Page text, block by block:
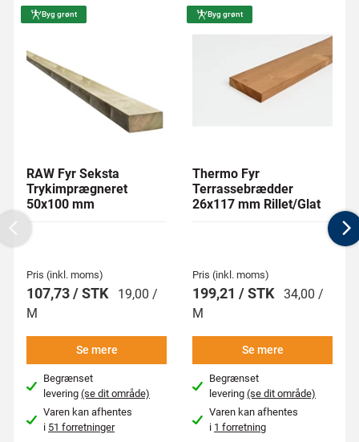
Byg grønt
RAW Fyr Seksta
Trykimprægneret
50x100 mm
Pris (inkl. moms)
107,73 / STK
19,00 /
M
Se mere
Begrænset
levering(se dit område)
Varen kan afhentes
i 51 forretninger
Byg grønt
Thermo Fyr
Terrassebrædder
26x117 mm Rillet/Glat
Pris (inkl. moms)
199,21 / STK 34,00 /
M
Se mere
Begrænset
levering(se dit område)
Varen kan afhentes
i 1 forretning
Previous